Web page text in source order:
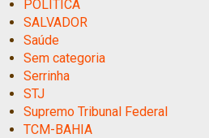
POLITICA
SALVADOR
Saúde
Sem categoria
Serrinha
STJ
Supremo Tribunal Federal
TCM-BAHIA